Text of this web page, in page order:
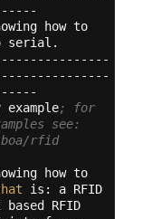
how to
serial.
example; for
see:
rfid
how to
is: a RFID
based RFID